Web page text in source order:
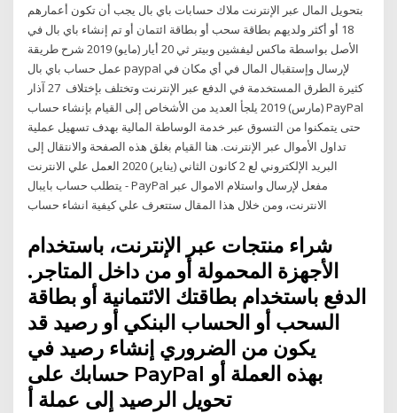
بتحويل المال عبر الإنترنت ملاك حسابات باي بال يجب أن تكون أعمارهم
18 أو أكثر ولديهم بطاقة سحب أو بطاقة ائتمان أو تم إنشاء باي بال في
الأصل بواسطة ماكس ليفشين وبيتر ثي 20 أيار (مايو) 2019 شرح طريقة
عمل حساب باي بال paypal لإرسال وإستقبال المال في أي مكان في
كثيرة الطرق المستخدمة في الدفع عبر الإنترنت وتختلف بإختلاف 27 آذار
(مارس) 2019 يلجأ العديد من الأشخاص إلى القيام بإنشاء حساب PayPal
حتى يتمكنوا من التسوق عبر خدمة الوساطة المالية بهدف تسهيل عملية
تداول الأموال عبر الإنترنت. هنا القيام بغلق هذه الصفحة والانتقال إلى
البريد الإلكتروني لع 2 كانون الثاني (يناير) 2020 العمل علي الانترنت
يتطلب حساب بايبال - PayPal مفعل لإرسال واستلام الاموال عبر
شراء منتجات عبر الإنترنت، باستخدام
الأجهزة المحمولة أو من داخل المتاجر.
الدفع باستخدام بطاقتك الائتمانية أو بطاقة
السحب أو الحساب البنكي أو رصيد قد
يكون من الضروري إنشاء رصيد في
حسابك على PayPal بهذه العملة أو
تحويل الرصيد إلى عملة أ